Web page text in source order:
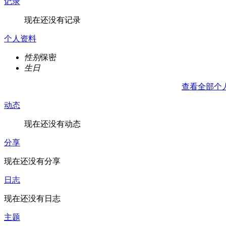
现在还没有记录
个人资料
性别保密
生日
查看全部个
动态
现在还没有动态
分享
现在还没有分享
日志
现在还没有日志
主题